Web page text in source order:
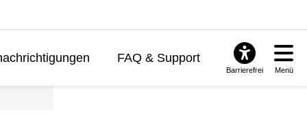
FAQ & Support
Barrierefrei Menü